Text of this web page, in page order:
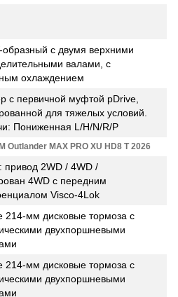
образный с двумя верхними
валами, с
охлаждением
с первичной муфтой pDrive,
для тяжелых условий.
Пониженная L/Н/N/R/Р
Outlander MAX PRO XU HD8 T 2026
2WD / 4WD /
4WD с передним
Visco-4Lok
214-мм дисковые тормоза с
двухпоршневыми
214-мм дисковые тормоза с
двухпоршневыми